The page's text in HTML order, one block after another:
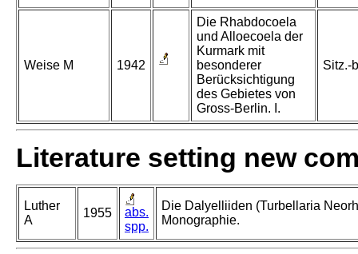
Weise M 1942
Die Rhabdocoela
und Alloecoela der
Kurmark mit
besonderer
Berücksichtigung
des Gebietes von
Gross-Berlin. I.
Sitz.-
Literature setting new
Luther
A
1955
abs.
spp.
Die Dalyelliiden (Turbellaria
Monographie.